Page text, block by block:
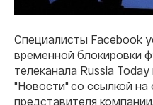
Специалисты Facebook
временной блокировки
телеканала Russia Today
"Новости" со ссылкой на
представителя компании.